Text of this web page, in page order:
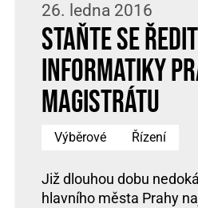
26. ledna 2016
Staňte se
informatiky
Magistrátu
Výběrové Řízení
Již dlouhou dobu
hlavního města Prahy